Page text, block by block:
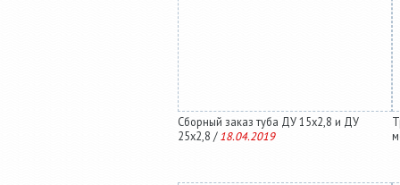
Сборный заказ туба ДУ 15х2,8 и ДУ
25х2,8 / 18.04.2019